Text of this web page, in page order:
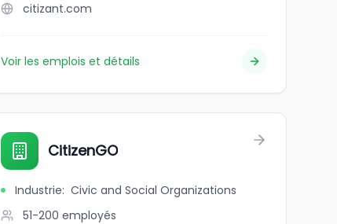
citizant.com
Voir les emplois et détails
CitizenGO
Industrie: Civic and Social Organizations
51-200 employés